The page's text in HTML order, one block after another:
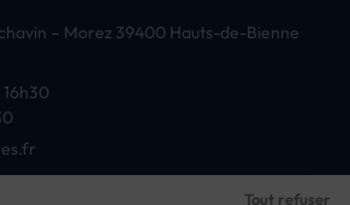
Tout refuser
– Morez 39400 Hauts-de-Bienne